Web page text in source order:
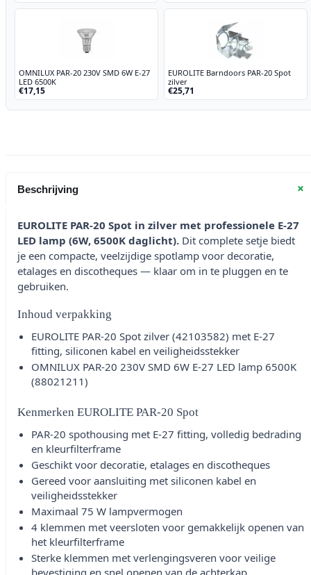
OMNILUX PAR-20 230V SMD 6W E-27
LED 6500K
€17,15
EUROLITE Barndoors PAR-20 Spot
zilver
€25,71
Beschrijving +
EUROLITE PAR-20 Spot in zilver met professionele E-27
LED lamp (6W, 6500K daglicht). Dit complete setje biedt
je een compacte, veelzijdige spotlamp voor decoratie,
etalages en discotheques — klaar om in te pluggen en te
gebruiken.
Inhoud verpakking
EUROLITE PAR-20 Spot zilver (42103582) met E-27
fitting, siliconen kabel en veiligheidsstekker
OMNILUX PAR-20 230V SMD 6W E-27 LED lamp 6500K
(88021211)
Kenmerken EUROLITE PAR-20 Spot
PAR-20 spothousing met E-27 fitting, volledig bedrading
en kleurfilterframe
Geschikt voor decoratie, etalages en discotheques
Gereed voor aansluiting met siliconen kabel en
veiligheidsstekker
Maximaal 75 W lampvermogen
4 klemmen met veersloten voor gemakkelijk openen van
het kleurfilterframe
Sterke klemmen met verlengingsveren voor veilige
bevestiging en snel openen van de achterkap